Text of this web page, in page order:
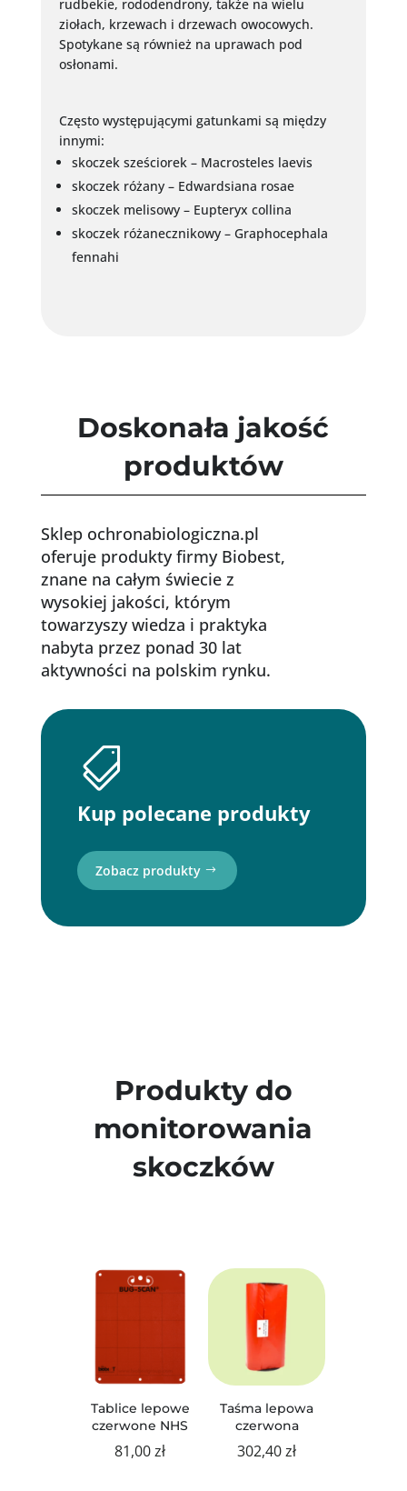
rudbekie, rododendrony, także na wielu
ziołach, krzewach i drzewach owocowych.
Spotykane są również na uprawach pod
osłonami.
Często występującymi gatunkami są między
innymi:
skoczek sześciorek – Macrosteles laevis
skoczek różany – Edwardsiana rosae
skoczek melisowy – Eupteryx collina
skoczek różanecznikowy – Graphocephala
fennahi
Doskonała jakość
produktów
Sklep ochronabiologiczna.pl
oferuje produkty firmy Biobest,
znane na całym świecie z
wysokiej jakości, którym
towarzyszy wiedza i praktyka
nabyta przez ponad 30 lat
aktywności na polskim rynku.

Kup polecane produkty
Zobacz produkty
Produkty do
monitorowania
skoczków
Tablice lepowe
czerwone NHS
81,00zł
Taśma lepowa
czerwona
302,40zł